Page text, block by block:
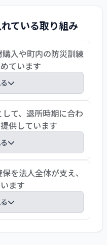
ておくことが重
ホームとしての事
ます。
いく事が考えられ
貫性のある組織運
できるようにす
リア・ネットワ
営をそろそろ考
思われます。
ている取り組み
入や町内の防災訓練
ています
事業を運営しており
ています。理念で
にある場所ととらえ
ています。地域に根
「街ing本郷」や区
等多くの活動に継続
関係機関の協議会等
めています。事業所
指し地域のお祭りに
防災訓練参加、日常
するなどで交流を図
て、退所時期に合わ
供しています
3年間が入所期間で
視野に入れた支援計
円滑に続かず再挑戦
医、ソーシャル・ワ
ての就業を決意した
の利用者の状況と気
を法人全体が支え、
ます
所を含む区内6ヵ所の